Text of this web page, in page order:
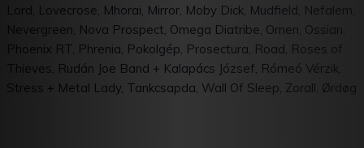
Lord, Lovecrose, Mhorai, Mirror, Moby Dick, Mudfield, Nefalem,
Nevergreen, Nova Prospect, Omega Diatribe, Omen, Ossian,
Phoenix RT, Phrenia, Pokolgép, Prosectura, Road, Roses of
Thieves, Rudán Joe Band + Kalapács József, Rómeó Vérzik,
Stress + Metal Lady, Tankcsapda, Wall Of Sleep, Zorall, Ørdøg